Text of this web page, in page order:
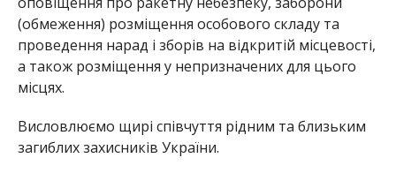
(обмеження) розміщення особового складу та
проведення нарад і зборів на відкритій місцевості,
а також розміщення у непризначених для цього
місцях.
Висловлюємо щирі співчуття рідним та близьким
загиблих захисників України.